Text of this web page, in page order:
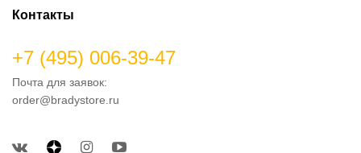
Контакты
+7 (495) 006-39-47
Почта для заявок:
order@bradystore.ru